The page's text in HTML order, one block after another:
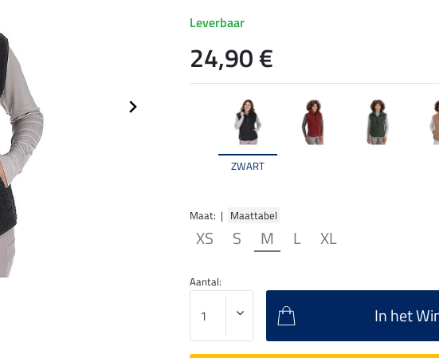
ZWART
Maat: | Maattabel
XS S M L XL
Leverbaar
24,90 €
Aantal:
In het